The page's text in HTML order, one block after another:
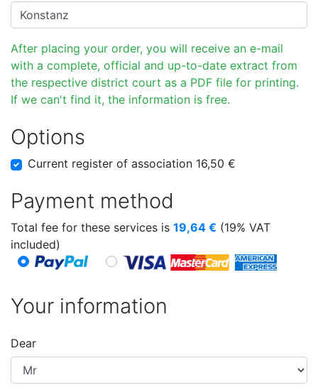
After placing your order, you will receive an e-mail
with a complete, official and up-to-date extract from
the respective district court as a PDF file for printing.
If we can't find it, the information is free.
Options
Current register of association 16,50 €
Payment method
Total fee for these services is 19,64 € (19% VAT
included)
Your information
Dear